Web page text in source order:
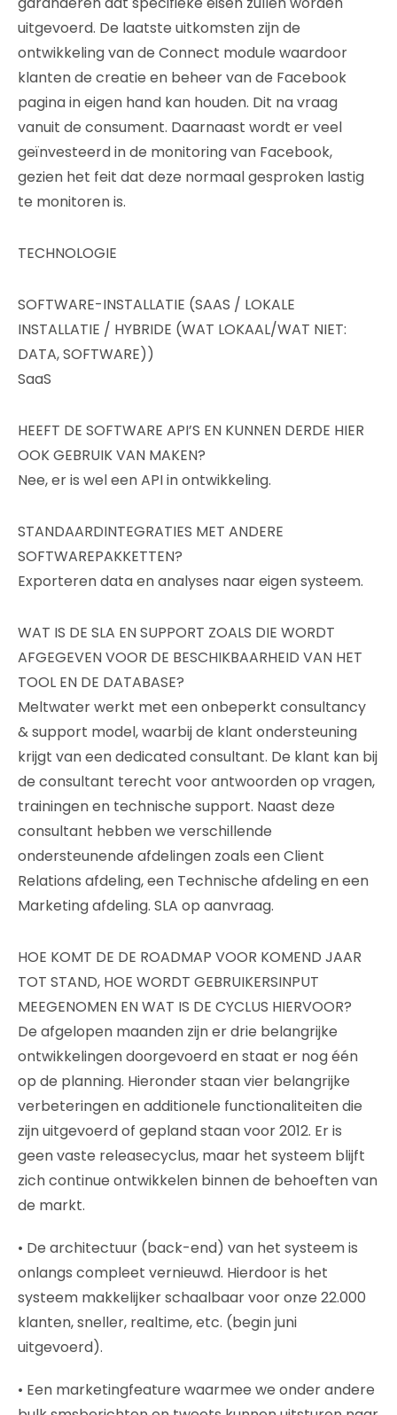
uitgevoerd. De laatste uitkomsten zijn de
ontwikkeling van de Connect module waardoor
klanten de creatie en beheer van de Facebook
pagina in eigen hand kan houden. Dit na vraag
vanuit de consument. Daarnaast wordt er veel
geïnvesteerd in de monitoring van Facebook,
gezien het feit dat deze normaal gesproken lastig
te monitoren is.
TECHNOLOGIE
SOFTWARE-INSTALLATIE (SAAS / LOKALE
INSTALLATIE / HYBRIDE (WAT LOKAAL/WAT NIET:
DATA, SOFTWARE))
SaaS
HEEFT DE SOFTWARE API’S EN KUNNEN DERDE HIER
OOK GEBRUIK VAN MAKEN?
Nee, er is wel een API in ontwikkeling.
STANDAARDINTEGRATIES MET ANDERE
SOFTWAREPAKKETTEN?
Exporteren data en analyses naar eigen systeem.
WAT IS DE SLA EN SUPPORT ZOALS DIE WORDT
AFGEGEVEN VOOR DE BESCHIKBAARHEID VAN HET
TOOL EN DE DATABASE?
Meltwater werkt met een onbeperkt consultancy
& support model, waarbij de klant ondersteuning
krijgt van een dedicated consultant. De klant kan bij
de consultant terecht voor antwoorden op vragen,
trainingen en technische support. Naast deze
consultant hebben we verschillende
ondersteunende afdelingen zoals een Client
Relations afdeling, een Technische afdeling en een
Marketing afdeling. SLA op aanvraag.
HOE KOMT DE DE ROADMAP VOOR KOMEND JAAR
TOT STAND, HOE WORDT GEBRUIKERSINPUT
MEEGENOMEN EN WAT IS DE CYCLUS HIERVOOR?
De afgelopen maanden zijn er drie belangrijke
ontwikkelingen doorgevoerd en staat er nog één
op de planning. Hieronder staan vier belangrijke
verbeteringen en additionele functionaliteiten die
zijn uitgevoerd of gepland staan voor 2012. Er is
geen vaste releasecyclus, maar het systeem blijft
zich continue ontwikkelen binnen de behoeften van
de markt.
• De architectuur (back-end) van het systeem is
onlangs compleet vernieuwd. Hierdoor is het
systeem makkelijker schaalbaar voor onze 22.000
klanten, sneller, realtime, etc. (begin juni
uitgevoerd).
• Een marketingfeature waarmee we onder andere